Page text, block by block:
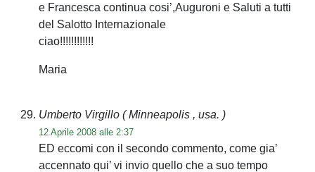
e Francesca continua cosi’,Auguroni e Saluti a tutti
del Salotto Internazionale
ciao!!!!!!!!!!!!
Maria
Umberto Virgillo ( Minneapolis , usa. )
12 Aprile 2008 alle 2:37
ED eccomi con il secondo commento, come gia’
accennato qui’ vi invio quello che a suo tempo